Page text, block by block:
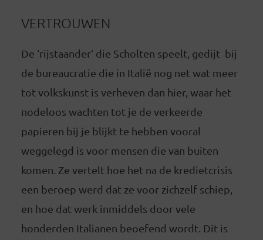
VERTROUWEN
De ‘rijstaander’ die Scholten speelt, gedijt bij
de bureaucratie die in Italië nog net wat meer
tot volkskunst is verheven dan hier, waar het
nodeloos wachten tot je de verkeerde
papieren bij je blijkt te hebben vooral
weggelegd is voor mensen die van buiten
komen. Ze vertelt hoe het na de kredietcrisis
een beroep werd dat ze voor zichzelf schiep,
en hoe dat werk inmiddels door vele
honderden Italianen beoefend wordt. Dit is